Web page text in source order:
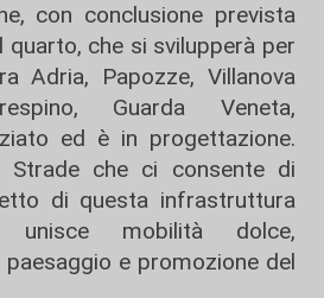
con conclusione prevista
che si svilupperà per
Adria, Papozze, Villanova
Guarda Veneta,
ed è in progettazione.
Strade che ci consente di
di questa infrastruttura
unisce mobilità dolce,
e promozione del